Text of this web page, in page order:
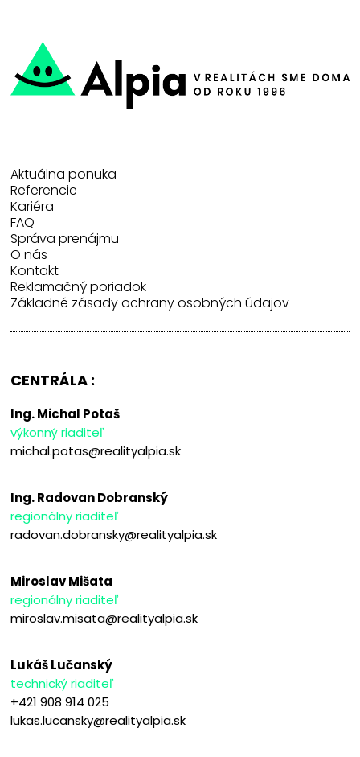
Aktuálna ponuka
Referencie
Kariéra
FAQ
Správa prenájmu
O nás
Kontakt
Reklamačný poriadok
Základné zásady ochrany osobných údajov
CENTRÁLA :
Ing. Michal Potaš
výkonný riaditeľ
michal.potas@realityalpia.sk
Ing. Radovan Dobranský
regionálny riaditeľ
radovan.dobransky@realityalpia.sk
Miroslav Mišata
regionálny riaditeľ
miroslav.misata@realityalpia.sk
Lukáš Lučanský
technický riaditeľ
+421 908 914 025
lukas.lucansky@realityalpia.sk